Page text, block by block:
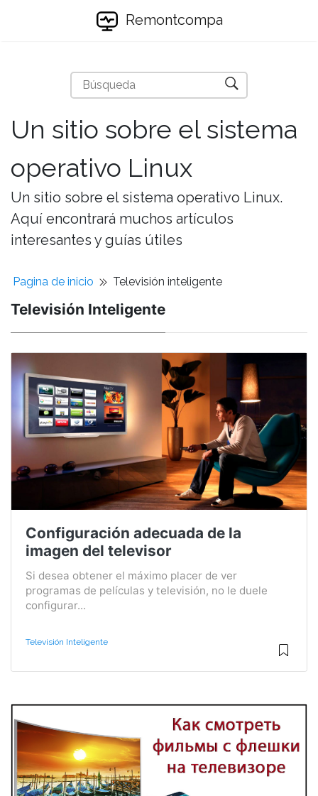
Remontcompa
Un sitio sobre el sistema
operativo Linux
Un sitio sobre el sistema operativo Linux.
Aquí encontrará muchos artículos
interesantes y guías útiles
Pagina de inicio Televisión inteligente
Televisión Inteligente
Configuración adecuada de la
imagen del televisor
Si desea obtener el máximo placer de ver
programas de películas y televisión, no le duele
configurar...
Televisión Inteligente